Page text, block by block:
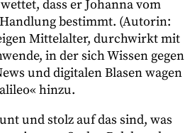
dass er Johanna vom
bestimmt. (Autorin:
Mittelalter, durchwirkt mit
in der sich Wissen gegen
und digitalen Blasen wagen
hinzu.
und stolz auf das sind, was